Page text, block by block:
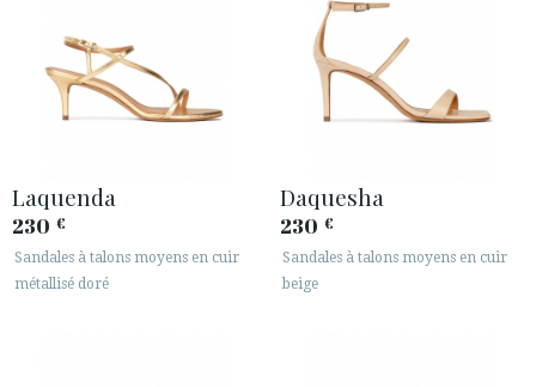
Laquenda
230 €
Sandales à talons moyens en cuir
métallisé doré
Daquesha
230 €
Sandales à talons moyens en cuir
beige